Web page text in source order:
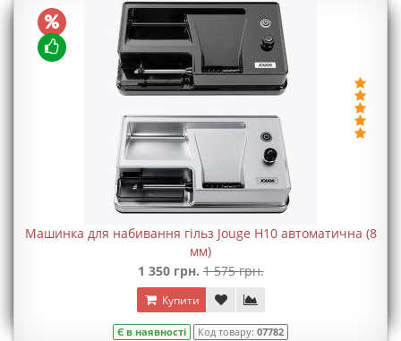
Машинка для набивання гільз Jouge H10 автоматична (8
мм)
1 350 грн. 1 575 грн.
Купити
Є в наявності Код товару: 07782